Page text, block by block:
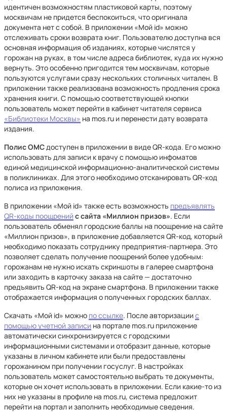
идентичен возможностям пластиковой карты, поэтому
москвичам не придется беспокоиться, что оригинала
документа нет с собой. В приложении «Мой id» можно
отслеживать сроки возврата книг. Пользователю доступна вся
основная информация об изданиях, которые числятся у
горожан на руках, в том числе адреса библиотек, куда их нужно
вернуть. Это особенно пригодится тем москвичам, которые
пользуются услугами сразу нескольких столичных читален. В
приложении также реализована возможность продления срока
хранения книги. С помощью соответствующей кнопки
пользователь может перейти в кабинет читателя сервиса
«Библиотеки Москвы» на mos.ru и перенести дату возврата
издания.
Полис ОМСдоступен в приложении в виде QR-кода. Его можно
использовать для записи к врачу с помощью инфоматов
единой медицинской информационно-аналитической системы
в поликлиниках. Для этого необходимо отсканировать QR-код
полиса из приложения.
В приложении «Мой id» также есть возможность предъявлять
QR-коды поощрений с сайта «Миллион призов». Если
пользователь обменял городские баллы на поощрение на сайте
«Миллион призов», в приложение добавляется QR-код, который
необходимо показать сотруднику предприятия-партнера. Это
позволяет сделать получение поощрений более удобным:
горожанам не нужно искать скриншоты в галерее смартфона
или заходить в карточку заказа на сайте — достаточно
предъявить QR-код на экране смартфона. В приложении также
отображается информация о полученных городских баллах.
Скачать «Мой id» можно по ссылке. После авторизациис
помощью учетной записи на портале mos.ru приложение
автоматически синхронизируется с городскими
информационными системами и отобразит данные, которые
указаны в личном кабинете или были предоставлены
горожанином при получении госуслуг. В настройках
пользователь может самостоятельно выбрать те документы,
которые он хочет использовать в приложении. Если какие-то из
них не указаны в профиле на mos.ru, система предложит
перейти на портал и заполнить необходимые сведения.